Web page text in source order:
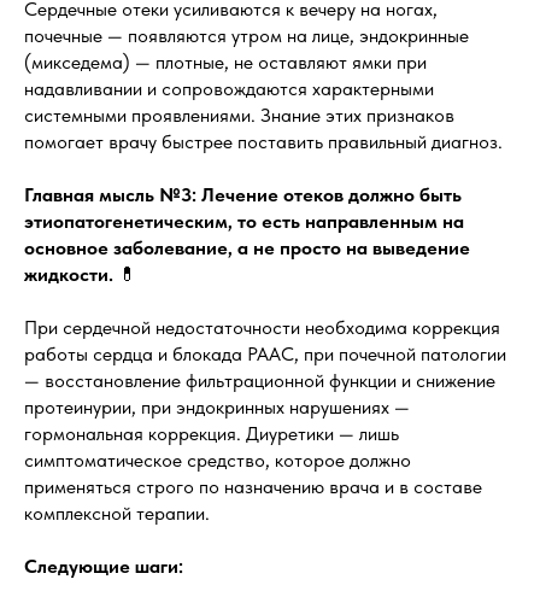
Сердечные отеки усиливаются к вечеру на ногах,
почечные — появляются утром на лице, эндокринные
(микседема) — плотные, не оставляют ямки при
надавливании и сопровождаются характерными
системными проявлениями. Знание этих признаков
помогает врачу быстрее поставить правильный диагноз.
Главная мысль №3: Лечение отеков должно быть
этиопатогенетическим, то есть направленным на
основное заболевание, а не просто на выведение
жидкости. 💊
При сердечной недостаточности необходима коррекция
работы сердца и блокада РААС, при почечной патологии
— восстановление фильтрационной функции и снижение
протеинурии, при эндокринных нарушениях —
гормональная коррекция. Диуретики — лишь
симптоматическое средство, которое должно
применяться строго по назначению врача и в составе
комплексной терапии.
Следующие шаги: